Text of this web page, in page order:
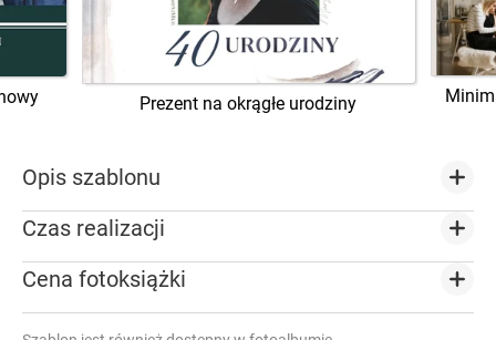
Prezent na okrągłe urodziny
Opis szablonu
Czas realizacji
Cena fotoksiążki